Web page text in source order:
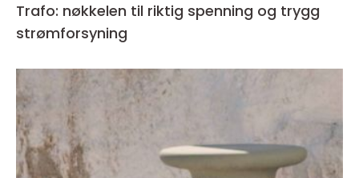
Trafo: nøkkelen til riktig spenning og trygg
strømforsyning